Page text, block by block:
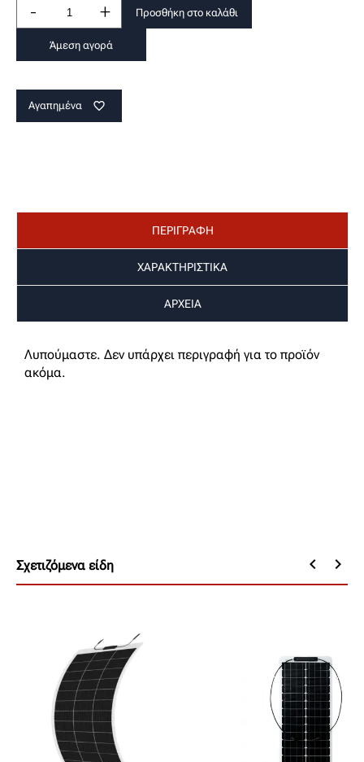
- + Προσθήκη στο καλάθι
Άμεση αγορά
Αγαπημένα favorite_border
ΠΕΡΙΓΡΑΦΗ
ΧΑΡΑΚΤΗΡΙΣΤΙΚΑ
ΑΡΧΕΙΑ
Λυπούμαστε. Δεν υπάρχει περιγραφή για το προϊόν
ακόμα.
Σχετιζόμενα είδη keyboard_arrow_left keyboard_arrow_right